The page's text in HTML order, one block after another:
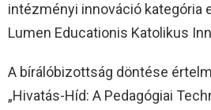
intézményi innováció kategória
Lumen Educationis Katolikus
A bírálóbizottság döntése
„Hivatás-Híd: A Pedagógiai